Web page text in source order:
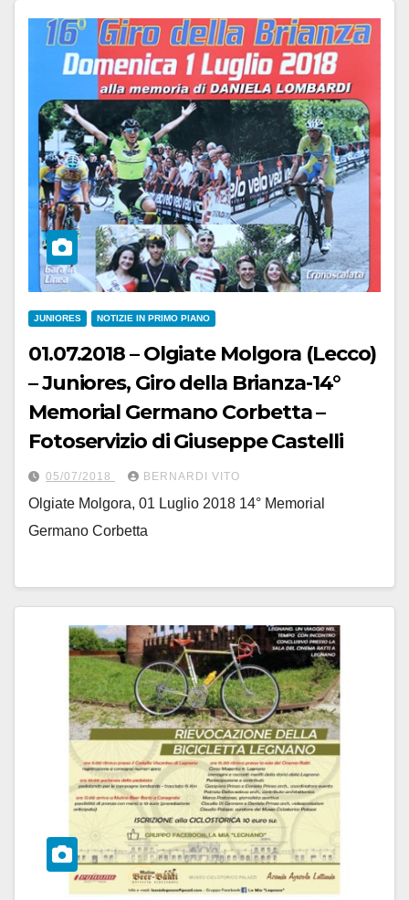
JUNIORES NOTIZIE IN PRIMO PIANO
01.07.2018 – Olgiate Molgora (Lecco)
– Juniores, Giro della Brianza-14°
Memorial Germano Corbetta –
Fotoservizio di Giuseppe Castelli
05/07/2018 BERNARDI VITO
Olgiate Molgora, 01 Luglio 2018 14° Memorial
Germano Corbetta